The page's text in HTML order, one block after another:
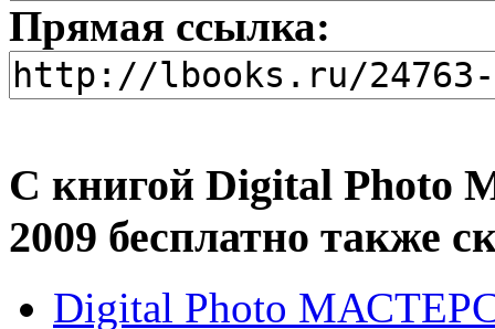
Прямая ссылка:
С книгой Digital Photo
2009 бесплатно также
Digital Photo